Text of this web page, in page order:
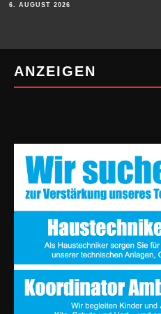
6. AUGUST 2026
ANZEIGEN